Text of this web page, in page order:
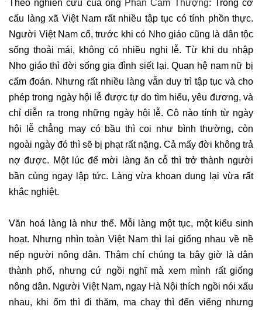
Theo nghiên cứu của ông Phan Cẩm Thượng: Trong cơ
cấu làng xã Việt Nam rất nhiều tập tục có tính phồn thực.
Người Việt Nam cổ, trước khi có Nho giáo cũng là dân tộc
sống thoải mái, không có nhiều nghi lễ. Từ khi du nhập
Nho giáo thì đời sống gia đình siết lại. Quan hệ nam nữ bị
cấm đoán. Nhưng rất nhiều làng vẫn duy trì tập tục và cho
phép trong ngày hội lễ được tự do tìm hiểu, yêu đương, và
chỉ diễn ra trong những ngày hội lễ. Cô nào tính từ ngày
hội lễ chẳng may có bầu thì coi như bình thường, còn
ngoài ngày đó thì sẽ bị phạt rất nặng. Cả mấy đời không trả
nợ được. Một lúc để mời làng ăn cỗ thì trở thành người
bần cùng ngay lập tức. Làng vừa khoan dung lại vừa rất
khắc nghiệt.
Văn hoá làng là như thế. Mỗi làng một tục, một kiểu sinh
hoạt. Nhưng nhìn toàn Việt Nam thì lại giống nhau về nề
nếp người nông dân. Thậm chí chúng ta bây giờ là dân
thành phố, nhưng cứ ngồi nghĩ mà xem mình rất giống
nông dân. Người Việt Nam, ngay Hà Nội thích ngồi nói xấu
nhau, khi ốm thì đi thăm, ma chay thì đến viếng nhưng